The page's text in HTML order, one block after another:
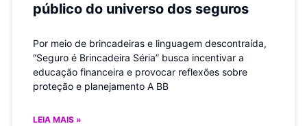
público do universo dos seguros
Por meio de brincadeiras e linguagem descontraída,
“Seguro é Brincadeira Séria” busca incentivar a
educação financeira e provocar reflexões sobre
proteção e planejamento A BB
LEIA MAIS »